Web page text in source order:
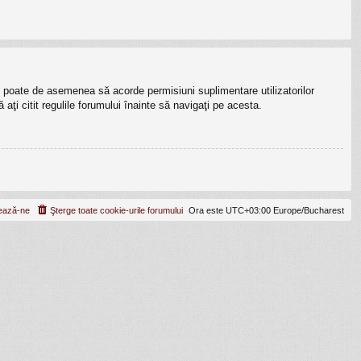
de asemenea să acorde permisiuni suplimentare utilizatorilor
citit regulile forumului înainte să navigaţi pe acesta.
Ora este UTC+03:00 Europe/Bucharest
Şterge toate cookie-urile forumului
ne